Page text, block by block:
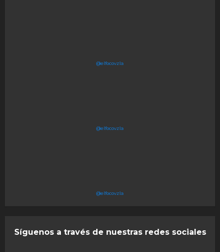
@elfocovzla
@elfocovzla
@elfocovzla
Síguenos a través de nuestras redes sociales